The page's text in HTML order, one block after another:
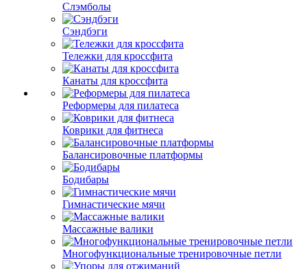
Слэмболы
Сэндбэги
Тележки для кроссфита
Канаты для кроссфита
Реформеры для пилатеса
Коврики для фитнеса
Балансировочные платформы
Бодибары
Гимнастические мячи
Массажные валики
Многофункциональные тренировочные петли